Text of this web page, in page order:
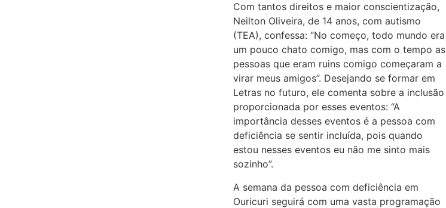
Com tantos direitos e maior conscientização,
Neilton Oliveira, de 14 anos, com autismo
(TEA), confessa: “No começo, todo mundo era
um pouco chato comigo, mas com o tempo as
pessoas que eram ruins comigo começaram a
virar meus amigos”. Desejando se formar em
Letras no futuro, ele comenta sobre a inclusão
proporcionada por esses eventos: “A
importância desses eventos é a pessoa com
deficiência se sentir incluída, pois quando
estou nesses eventos eu não me sinto mais
sozinho”.
A semana da pessoa com deficiência em
Ouricuri seguirá com uma vasta programação